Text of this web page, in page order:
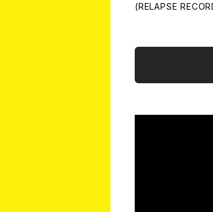
(RELAPSE